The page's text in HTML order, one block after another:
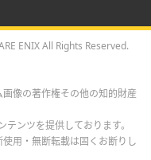
ENIX All Rights Reserved.
像の著作権その他の知的財産
ンツを提供しております。
用・無断転載は固くお断りし